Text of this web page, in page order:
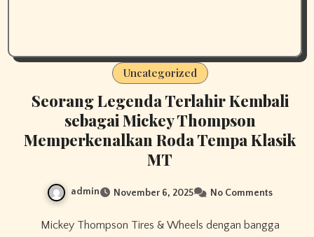
Uncategorized
Seorang Legenda Terlahir Kembali
sebagai Mickey Thompson
Memperkenalkan Roda Tempa Klasik
MT
admin November 6, 2025 No Comments
Mickey Thompson Tires & Wheels dengan bangga